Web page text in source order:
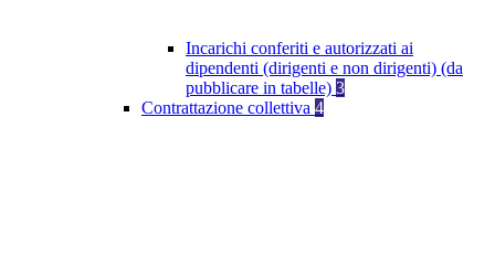
Incarichi conferiti e autorizzati ai
dipendenti (dirigenti e non dirigenti) (da
pubblicare in tabelle) 3
Contrattazione collettiva 4